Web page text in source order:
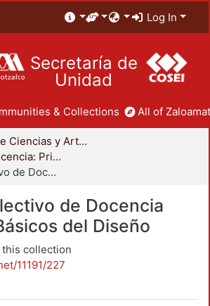
Log In
Secretaría de
Unidad
& Collections All of
División de Ciencias y Artes para el Diseño
Colectivo de Docencia: Principios Básicos del Diseño
Libros - Colectivo de Docencia Principios Básicos del Diseño
de Docencia
del Diseño
this collection
11191/227